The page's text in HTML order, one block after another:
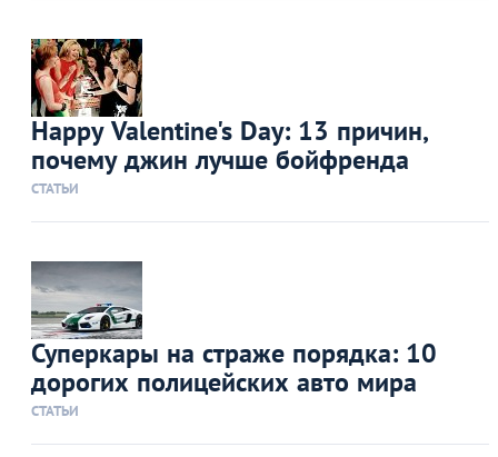
Happy Valentine's Day: 13 причин,
почему джин лучше бойфренда
СТАТЬИ
Суперкары на страже порядка: 10
дорогих полицейских авто мира
СТАТЬИ